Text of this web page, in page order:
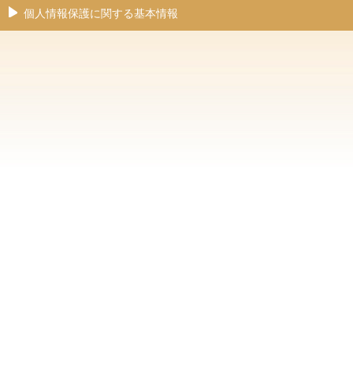
個人情報保護に関する基本情報